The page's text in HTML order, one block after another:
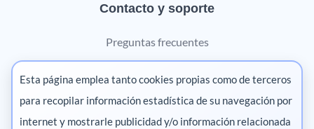
Contacto y soporte
Preguntas frecuentes
Contáctanos
Marketing digital
Pharma
Esta página emplea tanto cookies propias como de terceros
para recopilar información estadística de su navegación por
internet y mostrarle publicidad y/o información relacionada